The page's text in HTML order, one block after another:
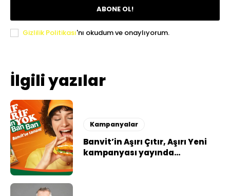
ABONE OL!
Gizlilik Politikası'nı okudum ve onaylıyorum.
İlgili yazılar
Kampanyalar
Banvit’in Aşırı Çıtır, Aşırı Yeni
kampanyası yayında…